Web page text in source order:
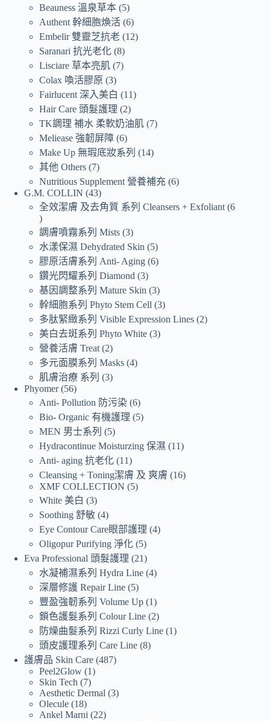
Beauness 溫泉草本 5
Authent 幹細胞煥活 6
Embelir 雙靈芝抗老 12
Saranari 抗光老化 8
Lisciare 草本亮肌 7
Colax 喚活膠原 3
Fairlucent 深入美白
11
Hair Care 頭髮護理
2
TK調理 補水 柔軟奶油肌 7
Meliease 強韌屏障 6
Make Up 無瑕底妝系列
14
其他 Others 7
Nutritious Supplement 營養補充 6
G.M. COLLIN 43
全效潔膚 及去角質 系列 Cleansers + Exfoliant 6
調膚噴霧系列 Mists 3
水漾保濕 Dehydrated Skin
5
膠原活膚系列 Anti- Aging 6
鑽光閃耀系列 Diamond 3
基因調整系列 Mature Skin 3
幹細胞系列 Phyto Stem Cell 3
多肽緊緻系列 Visible Expression Lines 2
美白去斑系列 Phyto White 3
營養活膚 Treat 2
多元面膜系列 Masks 4
肌膚治療 系列
3
Phyomer 56
Anti- Pollution 防污染 6
Bio- Organic 有機護理
5
MEN 男士系列
5
Hydracontinue Moisturzing 保濕
11
Anti- aging 抗老化 11
Cleansing + Toning潔膚 及 爽膚
16
XMF COLLECTION
5
White 美白
3
Soothing 舒敏 4
Eye Contour Care眼部護理 4
Oligopur Purifying 淨化 5
Eva Professional 頭髮護理
21
水凝補濕系列 Hydra Line 4
深層修護 Repair Line 5
豐盈強韌系列 Volume Up 1
鎖色護髮系列 Colour Line 2
防燥曲髮系列 Rizzi Curly Line 1
頭皮護理系列 Care Line 8
護膚品 Skin Care 487
Peel2Glow 1
Skin Tech
7
Aesthetic Dermal 3
Olecule 18
Ankel Marni
22